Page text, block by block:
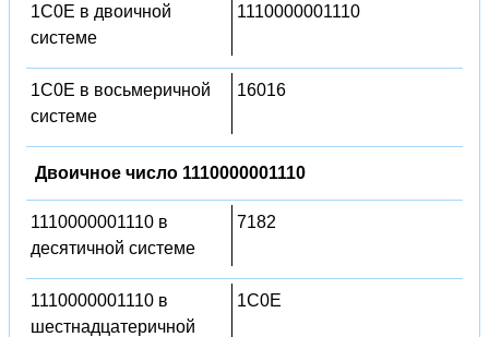
1C0E в двоичной
системе
1110000001110
1C0E в восьмеричной
системе
16016
Двоичное число 1110000001110
1110000001110 в
десятичной системе
7182
1110000001110 в
шестнадцатеричной
1C0E